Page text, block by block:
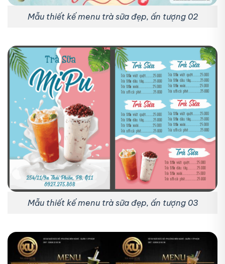
Mẫu thiết kế menu trà sữa đẹp, ấn tượng 02
Mẫu thiết kế menu trà sữa đẹp, ấn tượng 03